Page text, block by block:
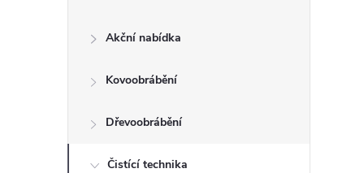
r
Akční nabídka
Kovoobrábění
Dřevoobrábění
Čistící technika